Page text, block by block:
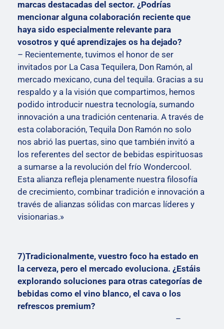
marcas destacadas del sector. ¿Podrías
mencionar alguna colaboración reciente que
haya sido especialmente relevante para
vosotros y qué aprendizajes os ha dejado?
– Recientemente, tuvimos el honor de ser
invitados por La Casa Tequilera, Don Ramón, al
mercado mexicano, cuna del tequila. Gracias a su
respaldo y a la visión que compartimos, hemos
podido introducir nuestra tecnología, sumando
innovación a una tradición centenaria. A través de
esta colaboración, Tequila Don Ramón no solo
nos abrió las puertas, sino que también invitó a
los referentes del sector de bebidas espirituosas
a sumarse a la revolución del frío Wondercool.
Esta alianza refleja plenamente nuestra filosofía
de crecimiento, combinar tradición e innovación a
través de alianzas sólidas con marcas líderes y
visionarias.»
7)Tradicionalmente, vuestro foco ha estado en
la cerveza, pero el mercado evoluciona. ¿Estáis
explorando soluciones para otras categorías de
bebidas como el vino blanco, el cava o los
refrescos premium?
–